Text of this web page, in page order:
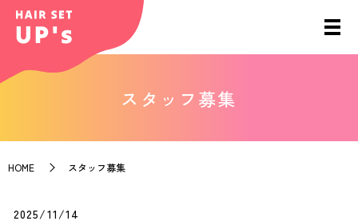
スタッフ募集
HOME スタッフ募集
2025/11/14